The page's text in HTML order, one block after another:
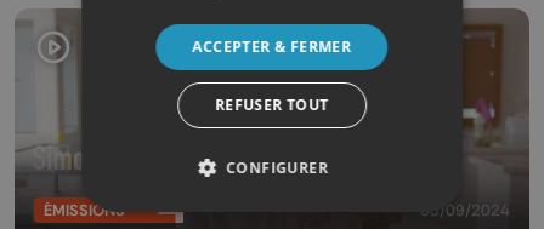
ÉMISSIONS 03/09/2024
ACCEPTER & FERMER
REFUSER TOUT
CONFIGURER